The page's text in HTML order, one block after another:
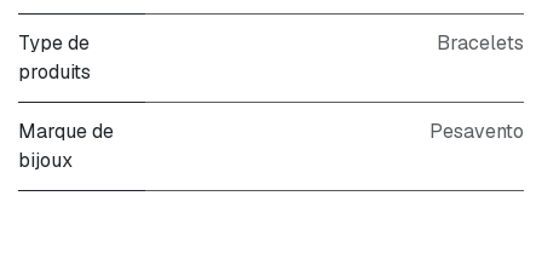
Type de
produits
Bracelets
Marque de
bijoux
Pesavento